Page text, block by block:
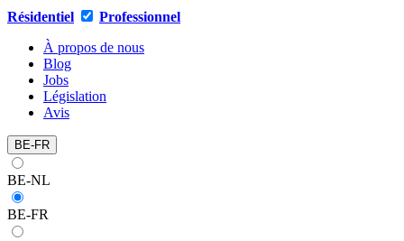
Résidentiel
Professionnel
À propos de nous
Blog
Jobs
Législation
Avis
BE-FR
BE-NL
BE-FR